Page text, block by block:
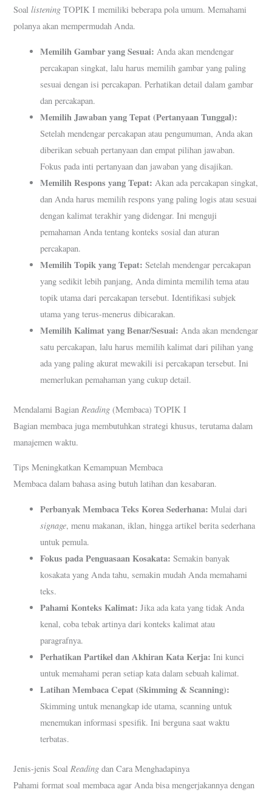
Soallistening TOPIK I memiliki beberapa pola umum. Memahami
polanya akan mempermudah Anda.
Memilih Gambar yang Sesuai: Anda akan mendengar
percakapan singkat, lalu harus memilih gambar yang paling
sesuai dengan isi percakapan. Perhatikan detail dalam gambar
dan percakapan.
Memilih Jawaban yang Tepat (Pertanyaan Tunggal):
Setelah mendengar percakapan atau pengumuman, Anda akan
diberikan sebuah pertanyaan dan empat pilihan jawaban.
Fokus pada inti pertanyaan dan jawaban yang disajikan.
Memilih Respons yang Tepat: Akan ada percakapan singkat,
dan Anda harus memilih respons yang paling logis atau sesuai
dengan kalimat terakhir yang didengar. Ini menguji
pemahaman Anda tentang konteks sosial dan aturan
percakapan.
Memilih Topik yang Tepat: Setelah mendengar percakapan
yang sedikit lebih panjang, Anda diminta memilih tema atau
topik utama dari percakapan tersebut. Identifikasi subjek
utama yang terus-menerus dibicarakan.
Memilih Kalimat yang Benar/Sesuai: Anda akan mendengar
satu percakapan, lalu harus memilih kalimat dari pilihan yang
ada yang paling akurat mewakili isi percakapan tersebut. Ini
memerlukan pemahaman yang cukup detail.
Mendalami Bagian Reading (Membaca) TOPIK I
Bagian membaca juga membutuhkan strategi khusus, terutama dalam
manajemen waktu.
Tips Meningkatkan Kemampuan Membaca
Membaca dalam bahasa asing butuh latihan dan kesabaran.
Perbanyak Membaca Teks Korea Sederhana: Mulai dari
signage, menu makanan, iklan, hingga artikel berita sederhana
untuk pemula.
Fokus pada Penguasaan Kosakata: Semakin banyak
kosakata yang Anda tahu, semakin mudah Anda memahami
teks.
Pahami Konteks Kalimat: Jika ada kata yang tidak Anda
kenal, coba tebak artinya dari konteks kalimat atau
paragrafnya.
Perhatikan Partikel dan Akhiran Kata Kerja: Ini kunci
untuk memahami peran setiap kata dalam sebuah kalimat.
Latihan Membaca Cepat (Skimming & Scanning):
Skimming untuk menangkap ide utama, scanning untuk
menemukan informasi spesifik. Ini berguna saat waktu
terbatas.
Jenis-jenis Soal Reading dan Cara Menghadapinya
Pahami format soal membaca agar Anda bisa mengerjakannya dengan